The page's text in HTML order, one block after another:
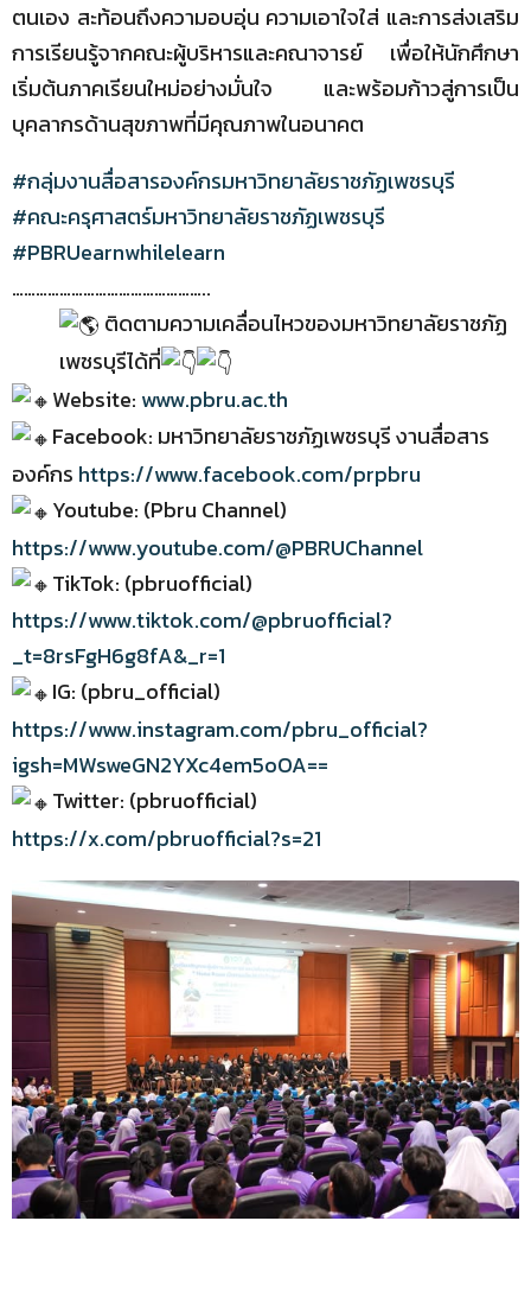
ตนเอง สะท้อนถึงความอบอุ่น ความเอาใจใส่ และการส่งเสริม
การเรียนรู้จากคณะผู้บริหารและคณาจารย์ เพื่อให้นักศึกษา
เริ่มต้นภาคเรียนใหม่อย่างมั่นใจ และพร้อมก้าวสู่การเป็น
บุคลากรด้านสุขภาพที่มีคุณภาพในอนาคต
#กลุ่มงานสื่อสารองค์กรมหาวิทยาลัยราชภัฏเพชรบุรี
#คณะครุศาสตร์มหาวิทยาลัยราชภัฏเพชรบุรี
#PBRUearnwhilelearn
…………………………………………..
ติดตามความเคลื่อนไหวของมหาวิทยาลัยราชภัฏ
เพชรบุรีได้ที่
Website: www.pbru.ac.th
Facebook: มหาวิทยาลัยราชภัฏเพชรบุรี งานสื่อสาร
องค์กร https://www.facebook.com/prpbru
Youtube: (Pbru Channel)
https://www.youtube.com/@PBRUChannel
TikTok: (pbruofficial)
https://www.tiktok.com/@pbruofficial?
_t=8rsFgH6g8fA&_r=1
IG: (pbru_official)
https://www.instagram.com/pbru_official?
igsh=MWsweGN2YXc4em5oOA==
Twitter: (pbruofficial)
https://x.com/pbruofficial?s=21